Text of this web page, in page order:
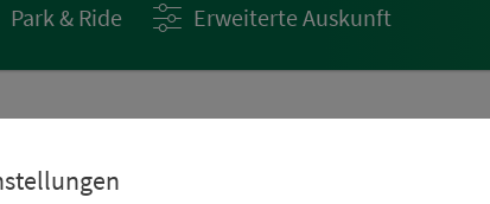
Park & Ride Erweiterte Auskunft